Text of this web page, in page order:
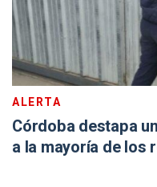
ALERTA
Córdoba destapa
a la mayoría de los